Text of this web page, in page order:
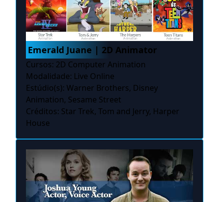
Emerald Juane | 2D Animator
Cursos: 2D Computer Animation
Modalidade: Live Online
Estúdio(s): Warner Brothers, Disney
Animation, Sesame Street
Créditos: Star Trek, Tom and Jerry, Harper
House